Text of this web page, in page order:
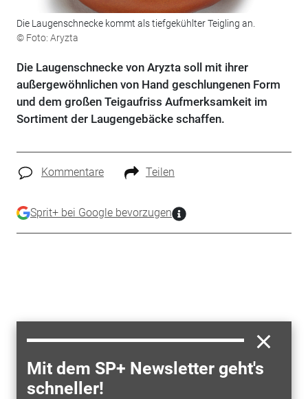
Die Laugenschnecke kommt als tiefgekühlter Teigling an.
© Foto: Aryzta
Die Laugenschnecke von Aryzta soll mit ihrer
außergewöhnlichen von Hand geschlungenen Form
und dem großen Teigaufriss Aufmerksamkeit im
Sortiment der Laugengebäcke schaffen.
Kommentare Teilen
Sprit+ bei Google bevorzugen
Mit dem SP+ Newsletter geht's
schneller!